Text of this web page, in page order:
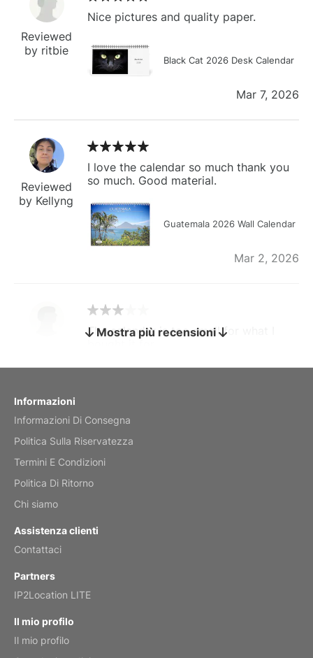
Reviewed
by ritbie
Nice pictures and quality paper.
Black Cat 2026 Desk Calendar
Mar 7, 2026
Reviewed
by Kellyng
I love the calendar so much thank you
so much. Good material.
Guatemala 2026 Wall Calendar
Mar 2, 2026
by charles
The calendar is too small for what I
bought it for
by Anne
Mostra più recensioni
Informazioni
Informazioni Di Consegna
Politica Sulla Riservatezza
Termini E Condizioni
Politica Di Ritorno
Chi siamo
Assistenza clienti
Contattaci
Partners
IP2Location LITE
Il mio profilo
Il mio profilo